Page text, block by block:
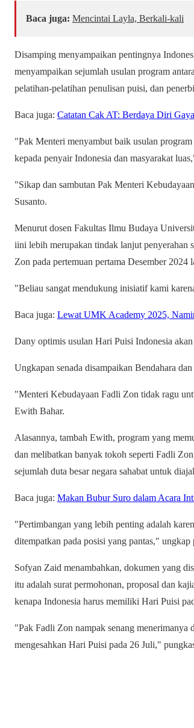
Baca juga: Mencintai Layla, Berkali-kali
Disamping menyampaikan pentingnya
menyampaikan sejumlah usulan program
pelatihan-pelatihan penulisan puisi, dan
Baca juga: Catatan Cak AT: Berdaya Diri
"Pak Menteri menyambut baik usulan
kepada penyair Indonesia dan masyarakat
"Sikap dan sambutan Pak Menteri
Susanto.
Menurut dosen Fakultas Ilmu Budaya
iini lebih merupakan tindak lanjut penyerahan
Zon pada pertemuan pertama Desember 2024
"Beliau sangat mendukung inisiatif kami
Baca juga: Lewat UMK Academy 2025,
Dany optimis usulan Hari Puisi Indonesia
Ungkapan senada disampaikan Bendahara
"Menteri Kebudayaan Fadli Zon tidak ragu
Ewith Bahar.
Alasannya, tambah Ewith, program yang
dan melibatkan banyak tokoh seperti Fadli
sejumlah duta besar negara sahabat untuk
Baca juga: Makan Bubur Suro dalam Acara
"Pertimbangan yang lebih penting adalah
ditempatkan pada posisi yang pantas,"
Sofyan Zaid menambahkan, dokumen yang
itu adalah surat permohonan, proposal dan
kenapa Indonesia harus memiliki Hari Puisi
"Pak Fadli Zon nampak senang menerimanya
mengesahkan Hari Puisi pada 26 Juli,"